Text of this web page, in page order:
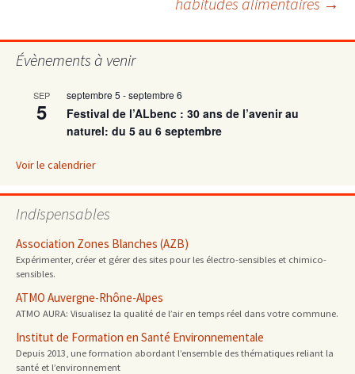
articles
Évènements à venir
SEP
5
septembre 5 -septembre 6
Festival de l’ALbenc : 30 ans de l’avenir au
naturel: du 5 au 6 septembre
Voir le calendrier
Indispensables
Association Zones Blanches (AZB)
Expérimenter, créer et gérer des sites pour les électro-sensibles et chimico-
sensibles.
ATMO Auvergne-Rhône-Alpes
ATMO AURA: Visualisez la qualité de l’air en temps réel dans votre commune.
Institut de Formation en Santé Environnementale
Depuis 2013, une formation abordant l’ensemble des thématiques reliant la
santé et l’environnement